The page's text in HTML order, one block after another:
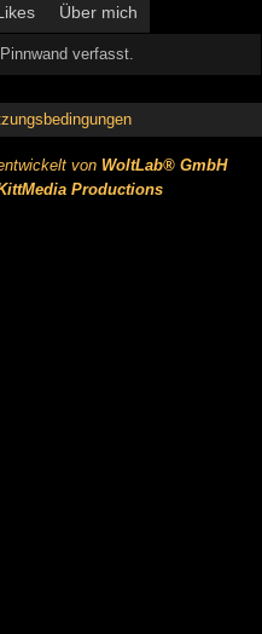
Über mich
verfasst.
von WoltLab® GmbH
Productions